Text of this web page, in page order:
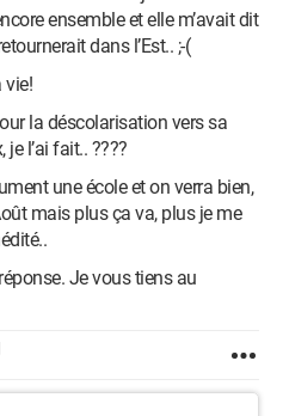
ensemble et elle m’avait dit
dans l’Est.. ;-(
vie!
la déscolarisation vers sa
l’ai fait.. ????
une école et on verra bien,
mais plus ça va, plus je me
Je vous tiens au